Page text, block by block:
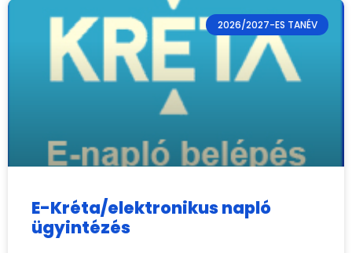
2026/2027-ES TANÉV
E-Kréta/elektronikus napló
ügyintézés